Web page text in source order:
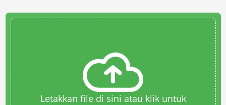
Letakkan file di sini atau klik untuk